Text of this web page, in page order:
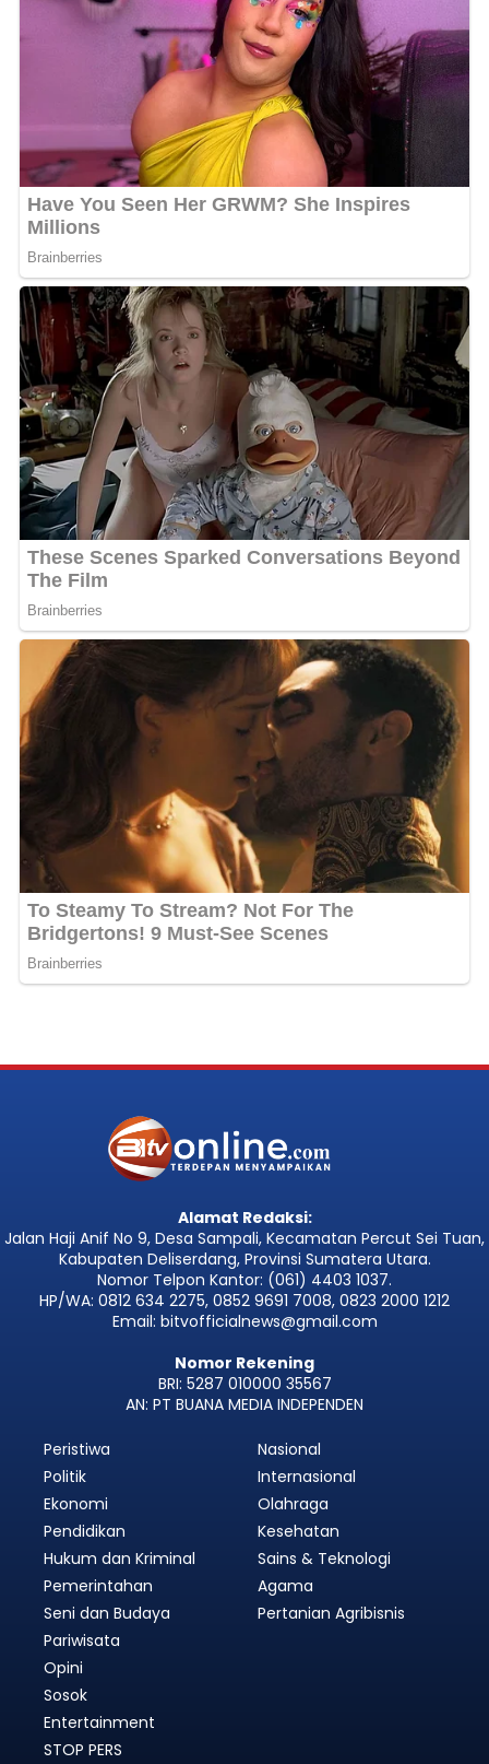
Alamat Redaksi:
Jalan Haji Anif No 9, Desa Sampali, Kecamatan Percut Sei Tuan,
Kabupaten Deliserdang, Provinsi Sumatera Utara.
Nomor Telpon Kantor: (061) 4403 1037.
HP/WA: 0812 634 2275, 0852 9691 7008, 0823 2000 1212
Email: bitvofficialnews@gmail.com
Nomor Rekening
BRI: 5287 010000 35567
AN: PT BUANA MEDIA INDEPENDEN
Peristiwa
Politik
Ekonomi
Pendidikan
Hukum dan Kriminal
Pemerintahan
Nasional
Internasional
Olahraga
Kesehatan
Sains & Teknologi
Agama
Seni dan Budaya
Pariwisata
Opini
Sosok
Entertainment
STOP PERS
Pertanian Agribisnis